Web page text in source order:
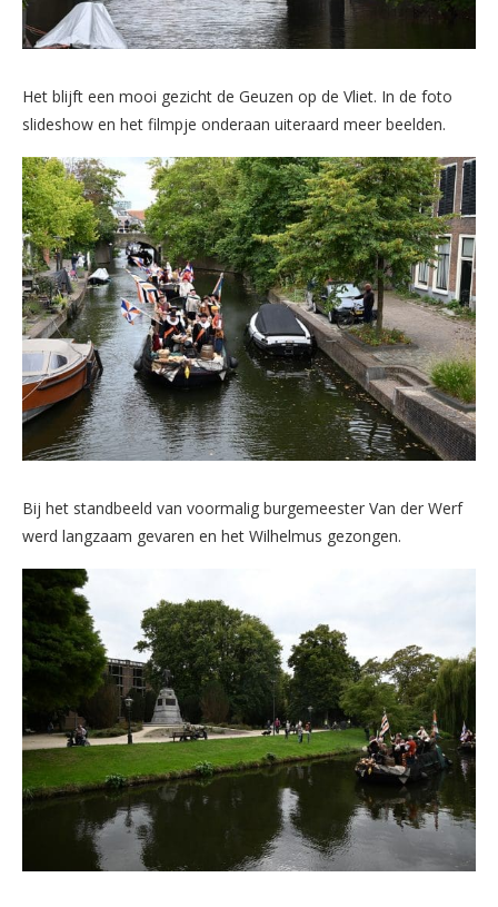
Het blijft een mooi gezicht de Geuzen op de Vliet. In de foto
slideshow en het filmpje onderaan uiteraard meer beelden.
Bij het standbeeld van voormalig burgemeester Van der Werf
werd langzaam gevaren en het Wilhelmus gezongen.